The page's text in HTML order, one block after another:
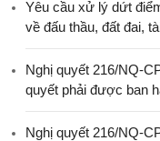
Yêu cầu xử lý dứt
về đấu thầu, đất đai,
Nghị quyết 216/NQ-
quyết phải được ban
Nghị quyết 216/NQ-